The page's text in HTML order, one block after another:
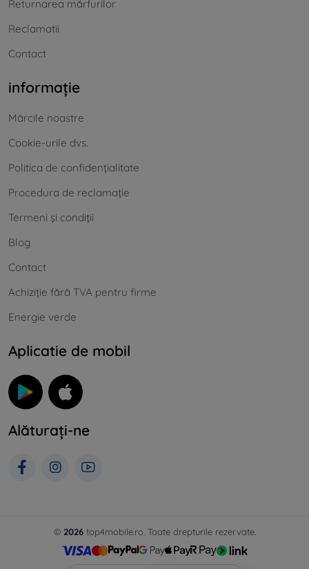
Returnarea mărfurilor
Reclamatii
Contact
informație
Mărcile noastre
Cookie-urile dvs.
Politica de confidențialitate
Procedura de reclamație
Termeni și condiții
Blog
Contact
Achiziție fără TVA pentru firme
Energie verde
Aplicatie de mobil
Alăturați-ne
© 2026top4mobile.ro. Toate drepturile rezervate.